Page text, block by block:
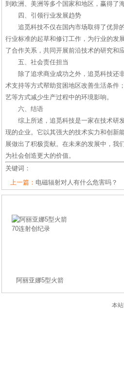
到欧洲、美洲等多个国家和地区，赢得了
四、引领行业发展趋势
追觅科技不仅在国内市场取得了优异
行业标准的起草和修订工作，为行业的发
了合作关系，共同开展前沿技术的研究和
五、社会责任担当
除了追求商业成功之外，追觅科技还
术支持等方式帮助贫困地区改善生活条件
艺等方式减少生产过程中的环境影响。
六、结语
综上所述，追觅科技是一家在技术研
现的企业。它以其强大的技术实力和创新
展做出了积极贡献。在未来的发展中，我
为社会创造更大的价值。
关键词：
上一篇： 电磁辐射对人有什么危害吗？
阿丽亚娜5型火箭
本